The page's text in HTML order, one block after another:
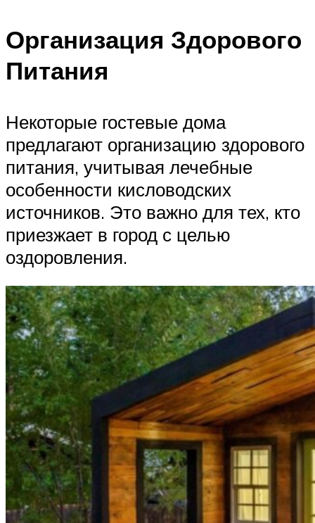
Организация Здорового
Питания
Некоторые гостевые дома
предлагают организацию здорового
питания, учитывая лечебные
особенности кисловодских
источников. Это важно для тех, кто
приезжает в город с целью
оздоровления.